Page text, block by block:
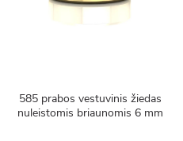
585 prabos vestuvinis žiedas
nuleistomis briaunomis 6 mm